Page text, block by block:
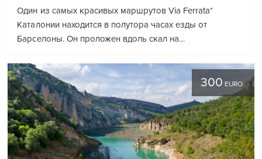
Один из самых красивых маршрутов Via Ferrata*
Каталонии находится в полутора часах езды от
Барселоны. Он проложен вдоль скал на…
300 EURO